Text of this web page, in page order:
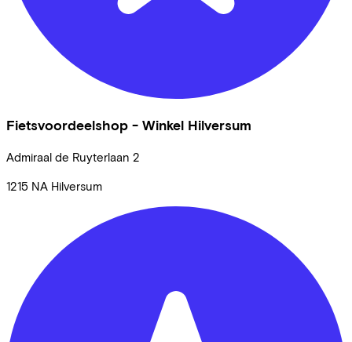
Fietsvoordeelshop - Winkel Hilversum
Admiraal de Ruyterlaan 2
1215 NA Hilversum